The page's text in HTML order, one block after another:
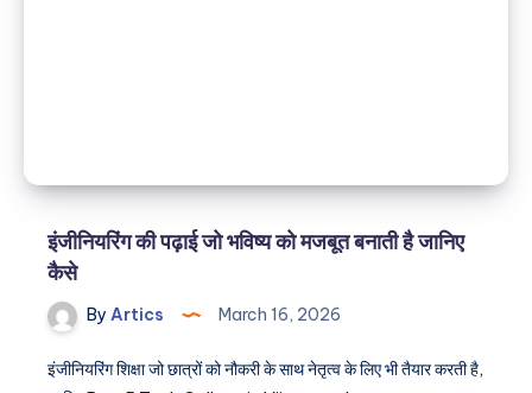
academics
इंजीनियरिंग की पढ़ाई जो भविष्य को मजबूत बनाती है जानिए
कैसे
By Artics March 16, 2026
इंजीनियरिंग शिक्षा जो छात्रों को नौकरी के साथ नेतृत्व के लिए भी तैयार करती है,